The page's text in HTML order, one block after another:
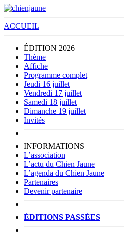
ACCUEIL
ÉDITION 2026
Thème
Affiche
Programme complet
Jeudi 16 juillet
Vendredi 17 juillet
Samedi 18 juillet
Dimanche 19 juillet
Invités
INFORMATIONS
L’association
L’actu du Chien Jaune
L’agenda du Chien Jaune
Partenaires
Devenir partenaire
ÉDITIONS PASSÉES